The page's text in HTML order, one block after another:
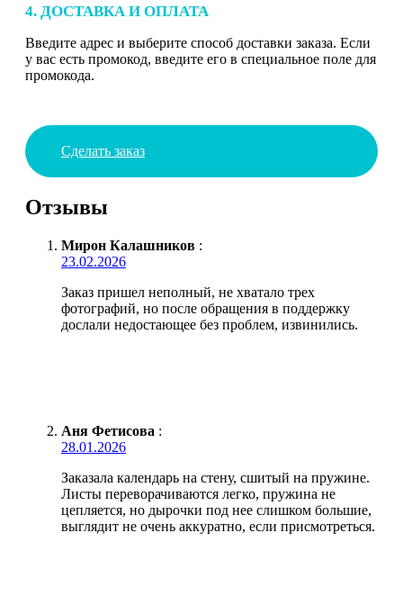
4. ДОСТАВКА И ОПЛАТА
Введите адрес и выберите способ доставки заказа. Если
у вас есть промокод, введите его в специальное поле для
промокода.
Сделать заказ
Отзывы
Мирон Калашников :
23.02.2026
Заказ пришел неполный, не хватало трех
фотографий, но после обращения в поддержку
дослали недостающее без проблем, извинились.
Аня Фетисова :
28.01.2026
Заказала календарь на стену, сшитый на пружине.
Листы переворачиваются легко, пружина не
цепляется, но дырочки под нее слишком большие,
выглядит не очень аккуратно, если присмотреться.